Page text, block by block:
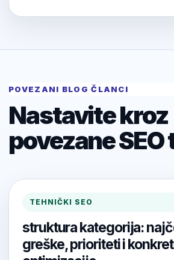
POVEZANI BLOG ČLANCI
Nastavite kroz
povezane SEO
TEHNIČKI SEO
struktura kategorija:
greške, prioriteti i